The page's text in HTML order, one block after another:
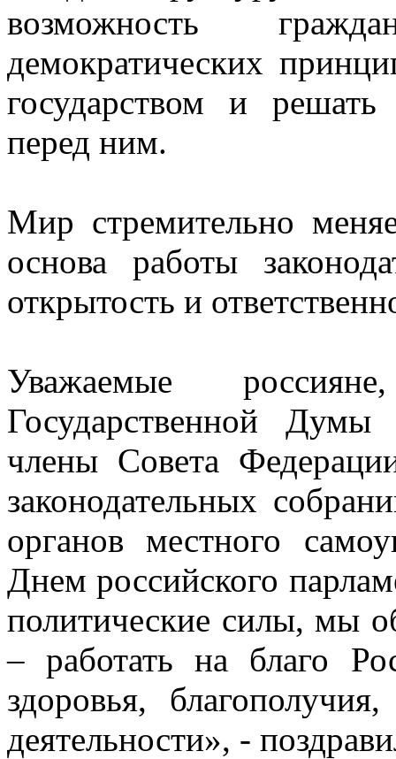
возможность
демократических
государством и
перед ним.
Мир стремительно
основа работы
открытость и
Уважаемые
Государственной
члены Совета
законодательных
органов местного
Днем российского
политические силы, мы
– работать на благо
здоровья,
деятельности», -